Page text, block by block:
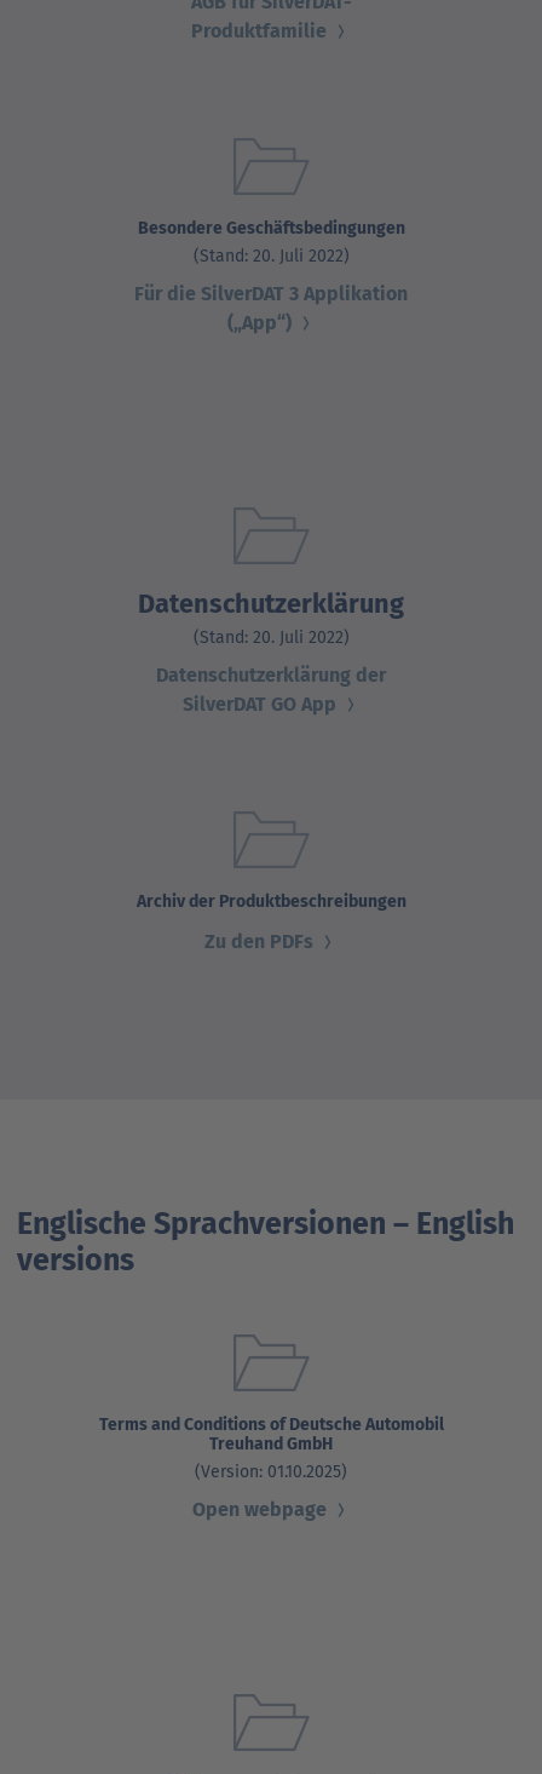
Produktfamilie
Besondere Geschäftsbedingungen
(Stand: 20. Juli 2022)
Für die SilverDAT 3 Applikation
(„App“)
Datenschutzerklärung
(Stand: 20. Juli 2022)
Datenschutzerklärung der
SilverDAT GO App
Archiv der Produktbeschreibungen
Zu den PDFs
Englische Sprachversionen – English
versions
Terms and Conditions of Deutsche Automobil
Treuhand GmbH
(Version: 01.10.2025)
Open webpage